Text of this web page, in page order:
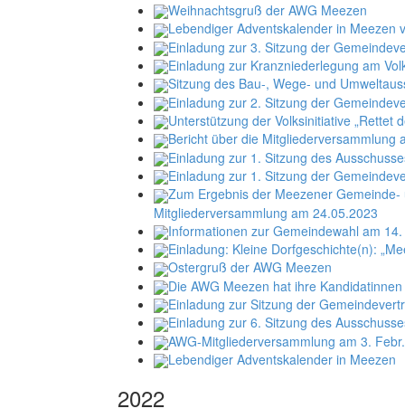
Weihnachtsgruß der AWG Meezen
Lebendiger Adventskalender in Meezen
Einladung zur 3. Sitzung der
Einladung zur Kranzniederlegung am
Sitzung des Bau-, Wege- und
Einladung zur 2. Sitzung der
Unterstützung der Volksinitiative „Rettet
Bericht über die Mitgliederversammlung
Einladung zur 1. Sitzung des
Einladung zur 1. Sitzung der
Zum Ergebnis der Meezener
Mitgliederversammlung am 24.05.2023
Informationen zur Gemeindewahl am
Einladung: Kleine Dorfgeschichte(n):
Ostergruß der AWG Meezen
Die AWG Meezen hat ihre
Einladung zur Sitzung der
Einladung zur 6. Sitzung des
AWG-Mitgliederversammlung am 3.
Lebendiger Adventskalender in Meezen
2022